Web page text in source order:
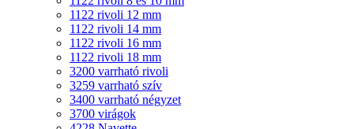
1122 rivoli 12 mm
1122 rivoli 14 mm
1122 rivoli 16 mm
1122 rivoli 18 mm
3200 varrható rivoli
3259 varrható szív
3400 varrható négyzet
3700 virágok